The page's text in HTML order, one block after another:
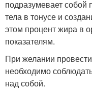
подразумевает собой
тела в тонусе и
этом процент жира в
показателям.
При желании
необходимо
над собой.